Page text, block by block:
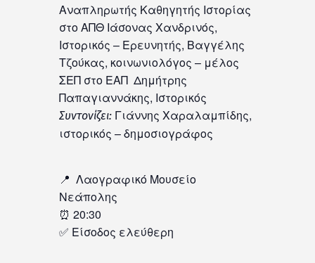
Αναπληρωτής Καθηγητής Ιστορίας
στο ΑΠΘ Ιάσονας Χανδρινός,
Ιστορικός – Ερευνητής, Βαγγέλης
Τζούκας, κοινωνιολόγος – μέλος
ΣΕΠ στο ΕΑΠ Δημήτρης
Παπαγιαννάκης, Ιστορικός
Συντονίζει: Γιάννης Χαραλαμπίδης,
ιστορικός – δημοσιογράφος
📍 Λαογραφικό Μουσείο
Νεάπολης
⏰ 20:30
✅ Είσοδος ελεύθερη